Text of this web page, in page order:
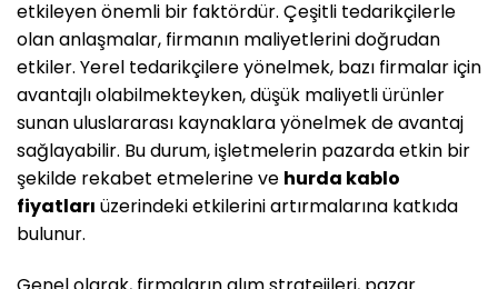
etkileyen önemli bir faktördür. Çeşitli tedarikçilerle
olan anlaşmalar, firmanın maliyetlerini doğrudan
etkiler. Yerel tedarikçilere yönelmek, bazı firmalar için
avantajlı olabilmekteyken, düşük maliyetli ürünler
sunan uluslararası kaynaklara yönelmek de avantaj
sağlayabilir. Bu durum, işletmelerin pazarda etkin bir
şekilde rekabet etmelerine ve hurda kablo
fiyatları üzerindeki etkilerini artırmalarına katkıda
bulunur.